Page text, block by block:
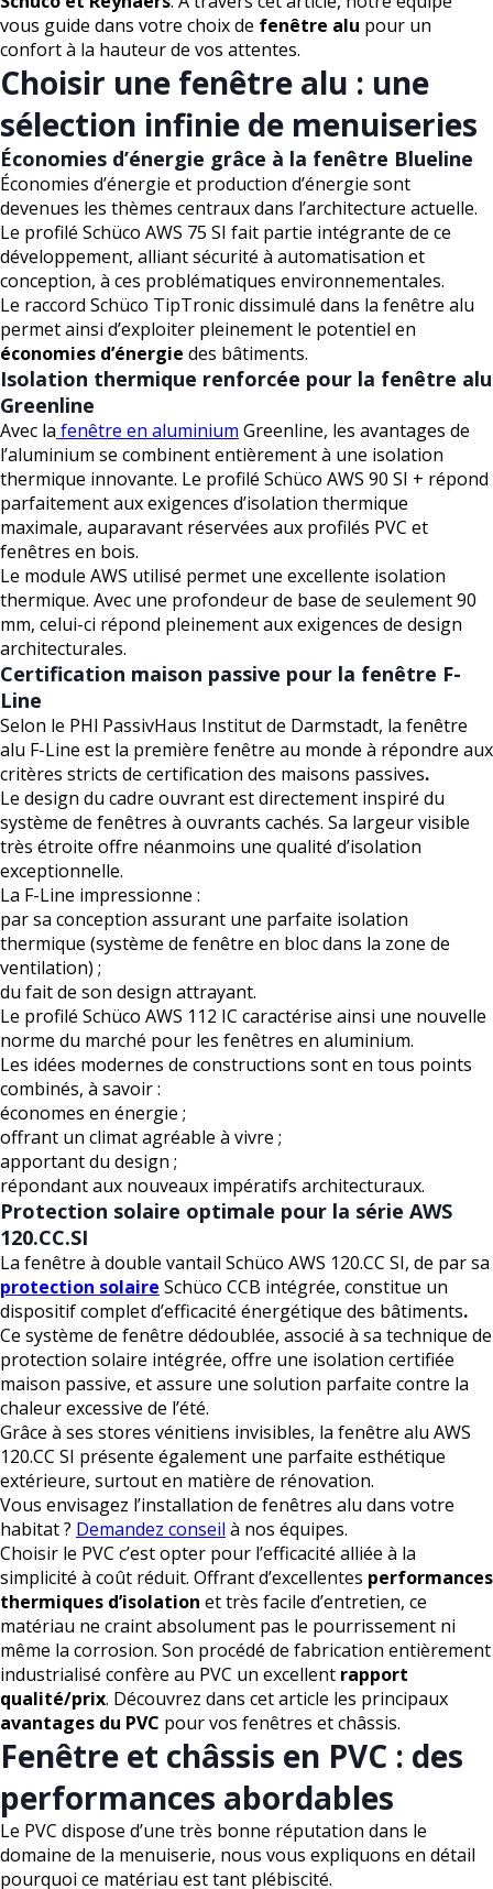
vous guide dans votre choix de fenêtre alu pour un
confort à la hauteur de vos attentes.
Choisir une fenêtre alu : une
sélection infinie de menuiseries
Économies d’énergie grâce à la fenêtre Blueline
Économies d’énergie et production d’énergie sont
devenues les thèmes centraux dans l’architecture actuelle.
Le profilé Schüco AWS 75 SI fait partie intégrante de ce
développement, alliant sécurité à automatisation et
conception, à ces problématiques environnementales.
Le raccord Schüco TipTronic dissimulé dans la fenêtre alu
permet ainsi d’exploiter pleinement le potentiel en
économies d’énergie des bâtiments.
Isolation thermique renforcée pour la fenêtre alu
Greenline
Avec la fenêtre en aluminium Greenline, les avantages de
l’aluminium se combinent entièrement à une isolation
thermique innovante. Le profilé Schüco AWS 90 SI + répond
parfaitement aux exigences d’isolation thermique
maximale, auparavant réservées aux profilés PVC et
fenêtres en bois.
Le module AWS utilisé permet une excellente isolation
thermique. Avec une profondeur de base de seulement 90
mm, celui-ci répond pleinement aux exigences de design
architecturales.
Certification maison passive pour la fenêtre F-
Line
Selon le PHl PassivHaus Institut de Darmstadt, la fenêtre
alu F-Line est la première fenêtre au monde à répondre aux
critères stricts de certification des maisons passives.
Le design du cadre ouvrant est directement inspiré du
système de fenêtres à ouvrants cachés. Sa largeur visible
très étroite offre néanmoins une qualité d’isolation
exceptionnelle.
La F-Line impressionne :
par sa conception assurant une parfaite isolation
thermique (système de fenêtre en bloc dans la zone de
ventilation) ;
du fait de son design attrayant.
Le profilé Schüco AWS 112 IC caractérise ainsi une nouvelle
norme du marché pour les fenêtres en aluminium.
Les idées modernes de constructions sont en tous points
combinés, à savoir :
économes en énergie ;
offrant un climat agréable à vivre ;
apportant du design ;
répondant aux nouveaux impératifs architecturaux.
Protection solaire optimale pour la série AWS
120.CC.SI
La fenêtre à double vantail Schüco AWS 120.CC SI, de par sa
protection solaire Schüco CCB intégrée, constitue un
dispositif complet d’efficacité énergétique des bâtiments.
Ce système de fenêtre dédoublée, associé à sa technique de
protection solaire intégrée, offre une isolation certifiée
maison passive, et assure une solution parfaite contre la
chaleur excessive de l’été.
Grâce à ses stores vénitiens invisibles, la fenêtre alu AWS
120.CC SI présente également une parfaite esthétique
extérieure, surtout en matière de rénovation.
Vous envisagez l’installation de fenêtres alu dans votre
habitat ? Demandez conseil à nos équipes.
Choisir le PVC c’est opter pour l’efficacité alliée à la
simplicité à coût réduit. Offrant d’excellentes performances
thermiques d’isolation et très facile d’entretien, ce
matériau ne craint absolument pas le pourrissement ni
même la corrosion. Son procédé de fabrication entièrement
industrialisé confère au PVC un excellent rapport
qualité/prix. Découvrez dans cet article les principaux
avantages du PVC pour vos fenêtres et châssis.
Fenêtre et châssis en PVC : des
performances abordables
Le PVC dispose d’une très bonne réputation dans le
domaine de la menuiserie, nous vous expliquons en détail
pourquoi ce matériau est tant plébiscité.